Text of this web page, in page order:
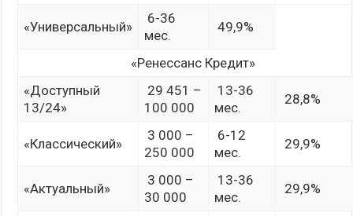
«Универсальный»
6-36
мес.
49,9%
«Ренессанс Кредит»
«Доступный
13/24»
29 451 –
100 000
13-36
мес.
28,8%
«Классический»
3 000 –
250 000
6-12
мес.
29,9%
«Актуальный»
3 000 –
30 000
13-36
мес.
29,9%